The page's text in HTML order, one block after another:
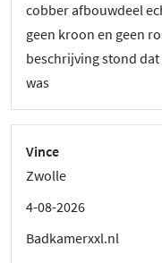
cobber afbouwdeel
geen kroon en geen
beschrijving stond
was
Vince
Zwolle
4-08-2026
Badkamerxxl.nl